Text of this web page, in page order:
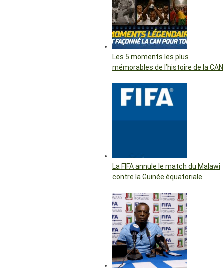
Les 5 moments les plus
mémorables de l’histoire de la CAN
La FIFA annule le match du Malawi
contre la Guinée équatoriale